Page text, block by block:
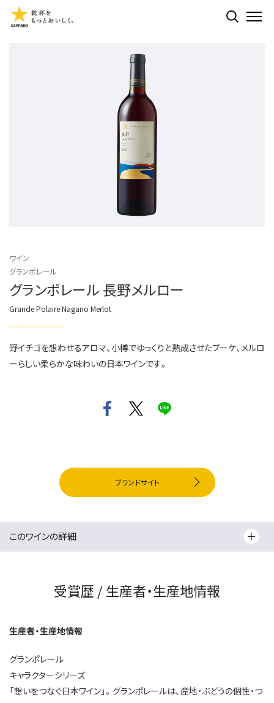
検索する
ワイン
グランポレール
グランポレール 長野メルロー
Grande Polaire Nagano Merlot
野イチゴを想わせるアロマ、小樽でゆっくりと熟成させたブーケ、メルロ
ーらしい柔らかな味わいの日本ワインです。
ブランドサイト
このワインの詳細
受賞歴 / 生産者・生産地情報
生産者・生産地情報
グランポレール
キャラクターシリーズ
「想いをつなぐ日本ワイン」。グランポレールは、産地・ぶどうの個性・つ